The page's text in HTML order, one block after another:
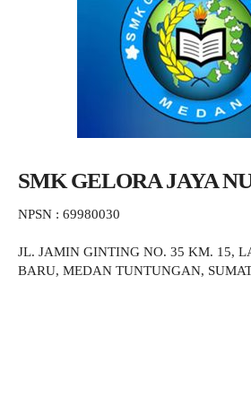
SMK GELORA JAYA
NPSN : 69980030
JL. JAMIN GINTING NO. 35 KM. 15,
BARU, MEDAN TUNTUNGAN,